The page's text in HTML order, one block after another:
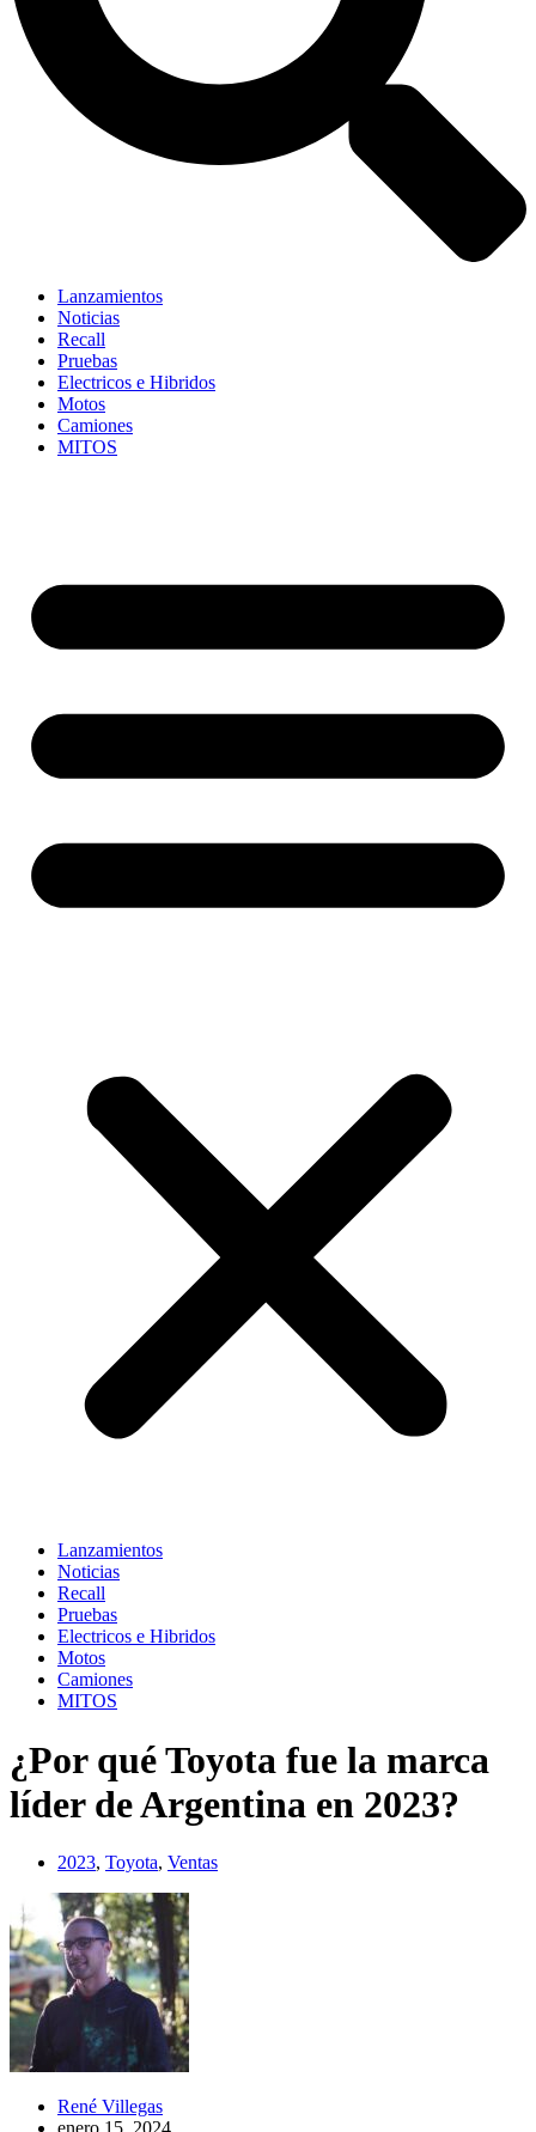
Lanzamientos
Noticias
Recall
Pruebas
Electricos e Hibridos
Motos
Camiones
MITOS
Lanzamientos
Noticias
Recall
Pruebas
Electricos e Hibridos
Motos
Camiones
MITOS
¿Por qué Toyota fue la marca
líder de Argentina en 2023?
2023, Toyota, Ventas
René Villegas